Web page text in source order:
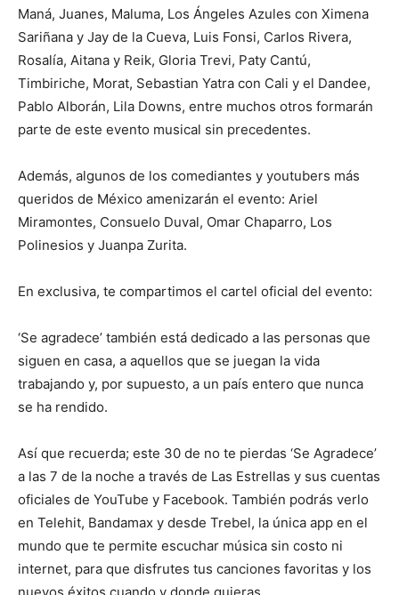
Maná, Juanes, Maluma, Los Ángeles Azules con Ximena
Sariñana y Jay de la Cueva, Luis Fonsi, Carlos Rivera,
Rosalía, Aitana y Reik, Gloria Trevi, Paty Cantú,
Timbiriche, Morat, Sebastian Yatra con Cali y el Dandee,
Pablo Alborán, Lila Downs, entre muchos otros formarán
parte de este evento musical sin precedentes.
Además, algunos de los comediantes y youtubers más
queridos de México amenizarán el evento: Ariel
Miramontes, Consuelo Duval, Omar Chaparro, Los
Polinesios y Juanpa Zurita.
En exclusiva, te compartimos el cartel oficial del evento:
‘Se agradece’ también está dedicado a las personas que
siguen en casa, a aquellos que se juegan la vida
trabajando y, por supuesto, a un país entero que nunca
se ha rendido.
Así que recuerda; este 30 de no te pierdas ‘Se Agradece’
a las 7 de la noche a través de Las Estrellas y sus cuentas
oficiales de YouTube y Facebook. También podrás verlo
en Telehit, Bandamax y desde Trebel, la única app en el
mundo que te permite escuchar música sin costo ni
internet, para que disfrutes tus canciones favoritas y los